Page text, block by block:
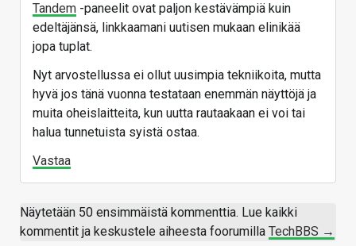
Tandem -paneelit ovat paljon kestävämpiä kuin
edeltäjänsä, linkkaamani uutisen mukaan elinikää
jopa tuplat.
Nyt arvostellussa ei ollut uusimpia tekniikoita, mutta
hyvä jos tänä vuonna testataan enemmän näyttöjä ja
muita oheislaitteita, kun uutta rautaakaan ei voi tai
halua tunnetuista syistä ostaa.
Vastaa
Näytetään 50 ensimmäistä kommenttia. Lue kaikki
kommentit ja keskustele aiheesta foorumilla TechBBS →